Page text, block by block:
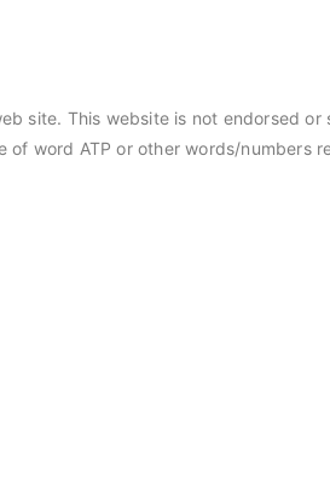
site. This website is not endorsed or
of word ATP or other words/numbers